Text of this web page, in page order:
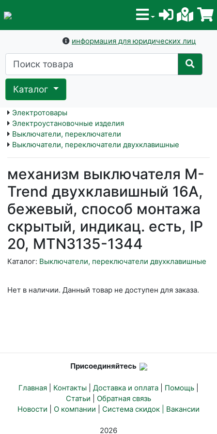
информация для юридических лиц
Каталог
Электротовары
Электроустановочные изделия
Выключатели, переключатели
Выключатели, переключатели двухклавишные
механизм выключателя M-
Trend двухклавишный 16А,
бежевый, способ монтажа
скрытый, индикац. есть, IP
20, MTN3135-1344
Каталог: Выключатели, переключатели двухклавишные
Нет в наличии. Данный товар не доступен для заказа.
Присоединяйтесь
Главная Контакты Доставка и оплата Помощь
Статьи
Обратная связь
Новости
О компании Система скидок | Вакансии
2026